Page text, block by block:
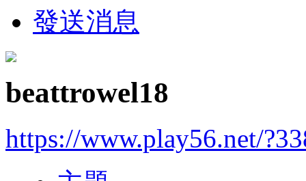
發送消息
beattrowel18
https://www.play56.net/